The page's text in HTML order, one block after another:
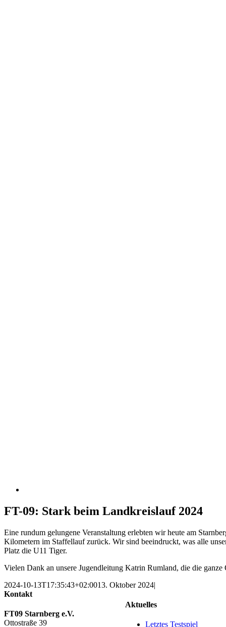
FT-09: Stark beim Landkreislauf 2024
Eine rundum gelungene Veranstaltung erlebten wir heute am
Kilometern im Staffellauf zurück. Wir sind beeindruckt, was alle
Platz die U11 Tiger.
Vielen Dank an unsere Jugendleitung Katrin Rumland, die die
2024-10-13T17:35:43+02:0013. Oktober 2024|
Aktuelles
Letztes Testspiel
Kontakt
FT09 Starnberg e.V.
Ottostraße 39